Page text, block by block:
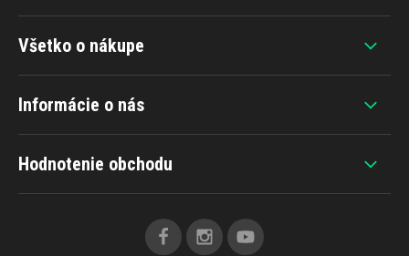
Všetko o nákupe
Informácie o nás
Hodnotenie obchodu